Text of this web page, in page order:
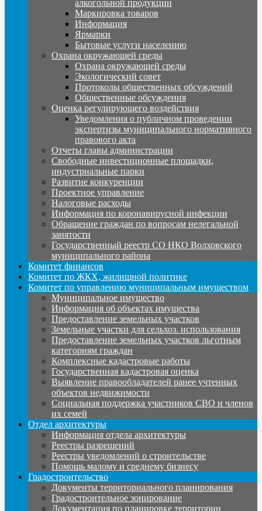
алкогольной продукции
Маркировка товаров
Информация
Ярмарки
Бытовые услуги населению
Охрана окружающей среды
Охрана окружающей среды
Экологический совет
Протоколы общественных обсуждений
Общественные обсуждения
Оценка регулирующего воздействия
Уведомления о публичном проведении
экспертизы муниципального нормативного
правового акта
Отчеты главы администрации
Свободные инвестиционные площадки,
индустриальные парки
Развитие конкуренции
Проектное управление
Налоговые расходы
Информация по коронавирусной инфекции
Обращение граждан по вопросам нелегальной
занятости
Государственный реестр СО НКО Волховского
муниципального района
Комитет финансов
Комитет по ЖКХ, жилищной политике
Комитет по управлению муниципальным имуществом
Муниципальное имущество
Информация об объектах имущества
Предоставление земельных участков
Земельные участки для сельхоз. использования
Предоставление земельных участков льготным
категориям граждан
Комплексные кадастровые работы
Государственная кадастровая оценка
Выявление правообладателей ранее учтенных
объектов недвижимости
Социальная поддержка участников СВО и членов
их семей
Отдел архитектуры
Информация отдела архитектуры
Реестры разрешений
Реестры уведомлений о строительстве
Помощь малому и среднему бизнесу
Градостроительство
Документы территориального планирования
Градостроительное зонирование
Документация по планировке территории